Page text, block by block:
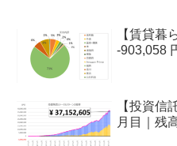
【賃貸暮
-903,058
【投資信
月目｜残